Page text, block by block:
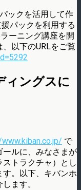
ックを活用して作
パックを利用する
ーニング講座を開
以下のURLをご覧
ィングスに
で
ルに、みなさまが
トラクチャ）とし
。以下、キバンホ
ます。